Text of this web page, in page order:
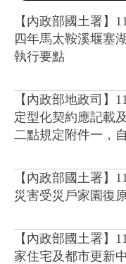
【內政部國土署】
四年馬太鞍溪堰塞
執行要點
【內政部地政司】
定型化契約應記載
二點規定附件一，
【內政部國土署】
災害受災戶家園復
【內政部國土署】
家住宅及都市更新